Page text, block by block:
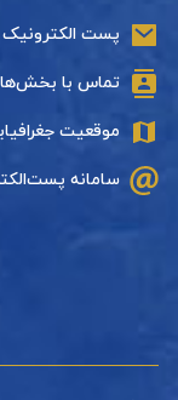
پست الکترونیک
تماس با
موقعیت
سامانه